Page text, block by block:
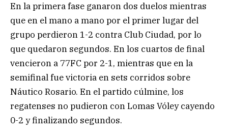
En la primera fase ganaron dos duelos mientras
que en el mano a mano por el primer lugar del
grupo perdieron 1-2 contra Club Ciudad, por lo
que quedaron segundos. En los cuartos de final
vencieron a 77FC por 2-1, mientras que en la
semifinal fue victoria en sets corridos sobre
Náutico Rosario. En el partido cúlmine, los
regatenses no pudieron con Lomas Vóley cayendo
0-2 y finalizando segundos.